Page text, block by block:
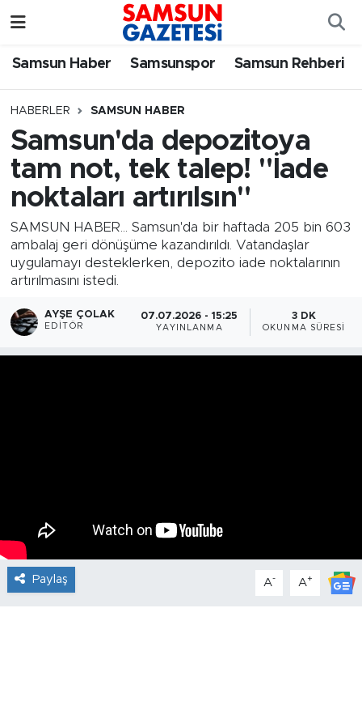
Samsun Haber Samsunspor Samsun Rehberi
HABERLER SAMSUN HABER
Samsun'da depozitoya
tam not, tek talep! "İade
noktaları artırılsın"
SAMSUN HABER... Samsun'da bir haftada 205 bin 603
ambalaj geri dönüşüme kazandırıldı. Vatandaşlar
uygulamayı desteklerken, depozito iade noktalarının
artırılmasını istedi.
AYŞE ÇOLAK
EDITÖR
07.07.2026 - 15:25
YAYINLANMA
3 DK
OKUNMA SÜRESI
Paylaş A- A+
Samsun Haber
Samsun Rehberi
Resmi İlanlar
Samsun Nöbetçi Eczaneler
SAMSUN Namaz Vakitleri
Samsun Trafik Yoğunluk Haritası
Süper Lig Puan Durumu ve Fikstür
Tüm Manşetler
Son Dakika Haberleri